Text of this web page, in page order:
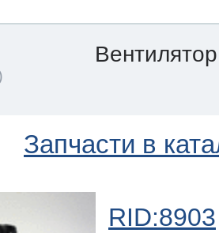
Запчасти в
RID:8903